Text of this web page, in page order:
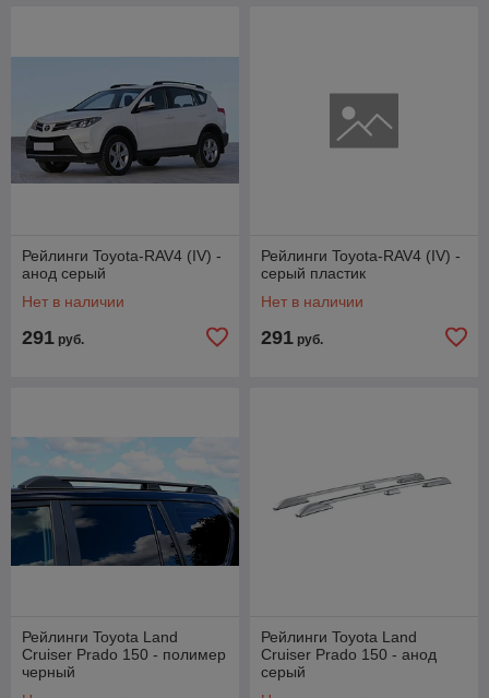
Рейлинги Toyota-RAV4 (IV) -
анод серый
Нет в наличии
291 руб.
Рейлинги Toyota-RAV4 (IV) -
серый пластик
Нет в наличии
291 руб.
Рейлинги Toyota Land
Cruiser Prado 150 - полимер
черный
Рейлинги Toyota Land
Cruiser Prado 150 - анод
серый